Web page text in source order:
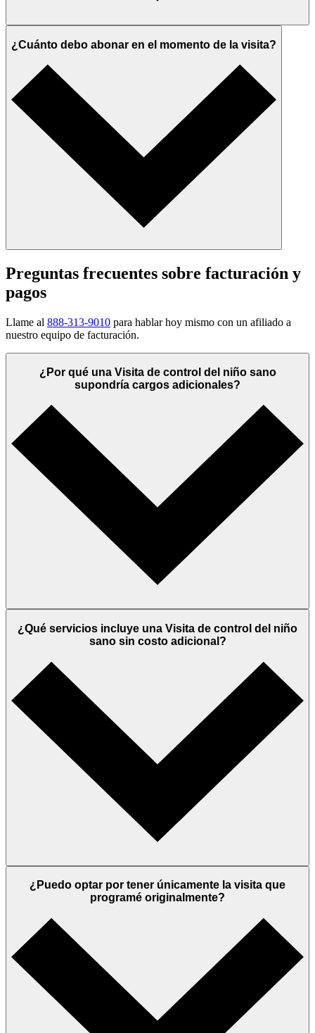
¿Cuánto debo abonar en el momento de la visita?
Preguntas frecuentes sobre facturación y
pagos
Llame al 888-313-9010 para hablar hoy mismo con un afiliado a
nuestro equipo de facturación.
¿Por qué una Visita de control del niño sano
supondría cargos adicionales?
¿Qué servicios incluye una Visita de control del niño
sano sin costo adicional?
¿Puedo optar por tener únicamente la visita que
programé originalmente?